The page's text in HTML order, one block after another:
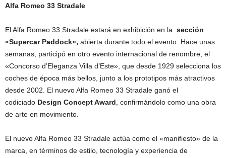
Alfa Romeo 33 Stradale
El Alfa Romeo 33 Stradale estará en exhibición en la sección
«Supercar Paddock», abierta durante todo el evento. Hace unas
semanas, participó en otro evento internacional de renombre, el
«Concorso d’Eleganza Villa d’Este», que desde 1929 selecciona los
coches de época más bellos, junto a los prototipos más atractivos
desde 2002. El nuevo Alfa Romeo 33 Stradale ganó el
codiciado Design Concept Award, confirmándolo como una obra
de arte en movimiento.
El nuevo Alfa Romeo 33 Stradale actúa como el «manifiesto» de la
marca, en términos de estilo, tecnología y experiencia de